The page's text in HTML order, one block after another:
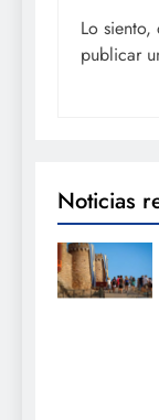
Lo siento,
publicar
Noticias